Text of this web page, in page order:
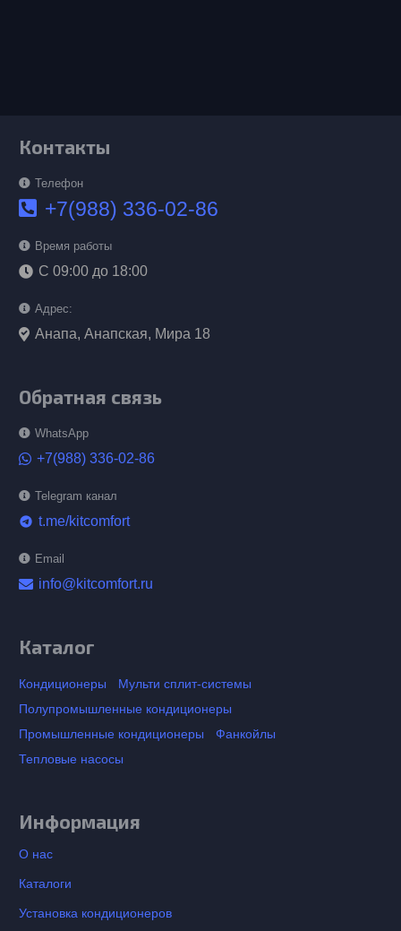
Контакты
Телефон
+7(988) 336-02-86
Время работы
С 09:00 до 18:00
Адрес:
Анапа, Анапская, Мира 18
Обратная связь
WhatsApp
+7(988) 336-02-86
Telegram канал
telegram t.me/kitcomfort
Email
info@kitcomfort.ru
Каталог
Кондиционеры
Мульти сплит-системы
Полупромышленные кондиционеры
Промышленные кондиционеры
Фанкойлы
Тепловые насосы
Информация
О нас
Каталоги
Установка кондиционеров